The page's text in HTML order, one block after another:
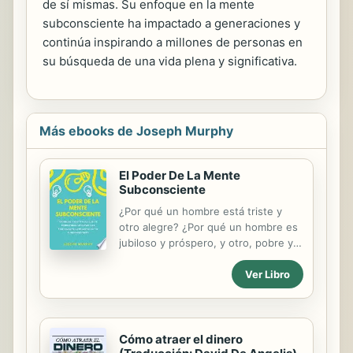
de sí mismas. Su enfoque en la mente
subconsciente ha impactado a generaciones y
continúa inspirando a millones de personas en
su búsqueda de una vida plena y significativa.
Más ebooks de Joseph Murphy
El Poder De La Mente
Subconsciente
¿Por qué un hombre está triste y
otro alegre? ¿Por qué un hombre es
jubiloso y próspero, y otro, pobre y
mísero? ¿Por qué un hombre está
temeroso y lleno de ansiedad y otro
exuda fe y confianza? ¿Por qué un
elegante mansión mientras que otro
arrastra una mezquina existencia en
Ver Libro
Cómo atraer el dinero